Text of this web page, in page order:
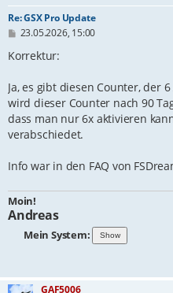
Re: GSX Pro Update
B
i
a
g
23.05.2026, 15:00
Korrektur:
Ja, es gibt diesen Counter, der
wird dieser Counter nach 90
dass man nur 6x aktivieren
verabschiedet.
Info war in den FAQ von
Moin!
Andreas
Mein System:
GAF5006